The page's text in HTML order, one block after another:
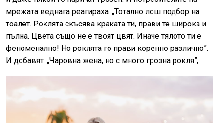
мрежата веднага реагираха: „Тотално лош подбор на
тоалет. Роклята скъсява краката ти, прави те широка и
пълна. Цвета също не е твоят цвят. Иначе тялото ти е
феноменално! Но роклята го прави коренно различно”.
И добавят: „Чаровна жена, но с много грозна рокля”,